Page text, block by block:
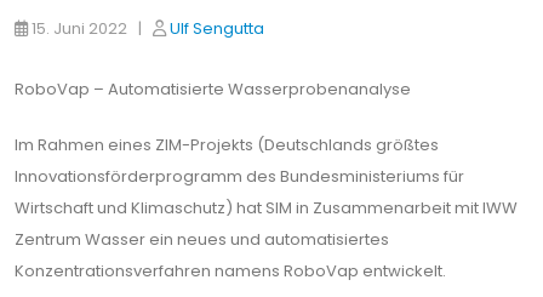
15. Juni 2022 | Ulf Sengutta
RoboVap – Automatisierte Wasserprobenanalyse
Im Rahmen eines ZIM-Projekts (Deutschlands größtes
Innovationsförderprogramm des Bundesministeriums für
Wirtschaft und Klimaschutz) hat SIM in Zusammenarbeit mit IWW
Zentrum Wasser ein neues und automatisiertes
Konzentrationsverfahren namens RoboVap entwickelt.